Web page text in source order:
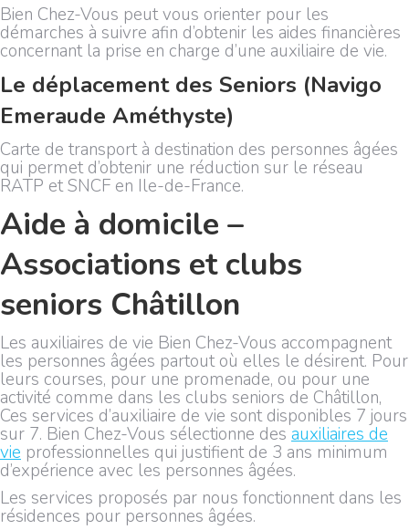
Bien Chez-Vous peut vous orienter pour les
démarches à suivre afin d’obtenir les aides financières
concernant la prise en charge d’une auxiliaire de vie.
Le déplacement des Seniors (Navigo
Emeraude Améthyste)
Carte de transport à destination des personnes âgées
qui permet d’obtenir une réduction sur le réseau
RATP et SNCF en Ile-de-France.
Aide à domicile –
Associations et clubs
seniors Châtillon
Les auxiliaires de vie Bien Chez-Vous accompagnent
les personnes âgées partout où elles le désirent. Pour
leurs courses, pour une promenade, ou pour une
activité comme dans les clubs seniors de Châtillon,
Ces services d’auxiliaire de vie sont disponibles 7 jours
sur 7. Bien Chez-Vous sélectionne des auxiliaires de
vie professionnelles qui justifient de 3 ans minimum
d’expérience avec les personnes âgées.
Les services proposés par nous fonctionnent dans les
résidences pour personnes âgées.